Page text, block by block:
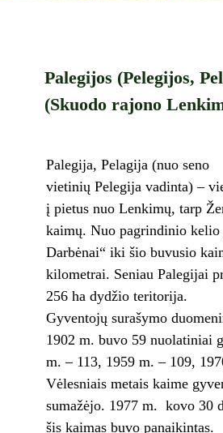
Palegijos (Pelegijos,
(Skuodo rajono
Palegija, Pelagija (nuo seno
vietinių Pelegija vadinta) –
į pietus nuo Lenkimų, tarp
kaimų. Nuo pagrindinio kelio
Darbėnai“ iki šio buvusio
kilometrai. Seniau Palegijai
256 ha dydžio teritorija.
Gyventojų surašymo
1902 m. buvo 59 nuolatiniai
m. – 113, 1959 m. – 109,
Vėlesniais metais kaime
sumažėjo. 1977 m. kovo 30
šis kaimas buvo panaikintas.